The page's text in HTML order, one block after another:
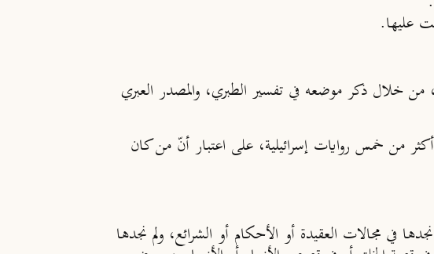
عليها.
من خلال ذكر موضعه في تفسير الطبري، والمصدر العبري
من خمس روايات إسرائيلية، على اعتبار أنّ من كان
في مجالات العقيدة أو الأحكام أو الشرائع، ولم نجدها